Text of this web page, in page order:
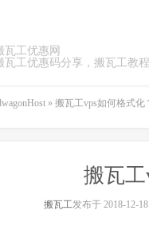
瓦工优惠网
瓦工优惠码分享，搬瓦工教
» 搬瓦工vps如何格式化
搬瓦工
搬瓦工发布于 2018-12-18